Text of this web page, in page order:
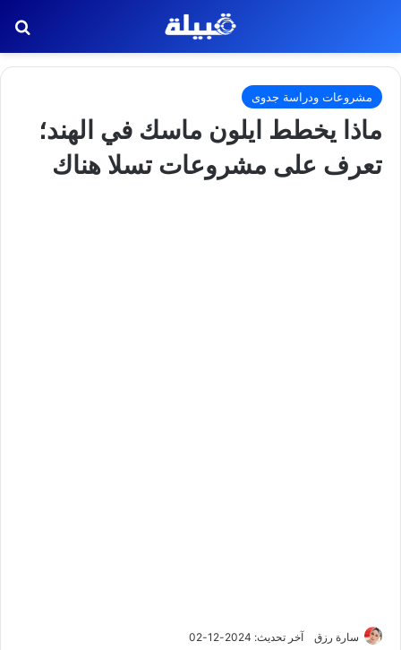
مشروعات ودراسة جدوى
ماذا يخطط ايلون ماسك في الهند؛
تعرف على مشروعات تسلا هناك
سارة رزق آخر تحديث: 2024-12-02